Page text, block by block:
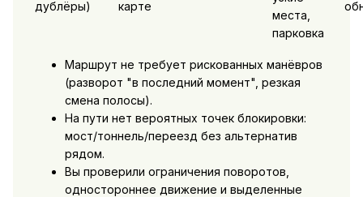
дублёры) карте
места,
парковка
Маршрут не требует рискованных манёвров
(разворот "в последний момент", резкая
смена полосы).
На пути нет вероятных точек блокировки:
мост/тоннель/переезд без альтернатив
рядом.
Вы проверили ограничения поворотов,
одностороннее движение и выделенные